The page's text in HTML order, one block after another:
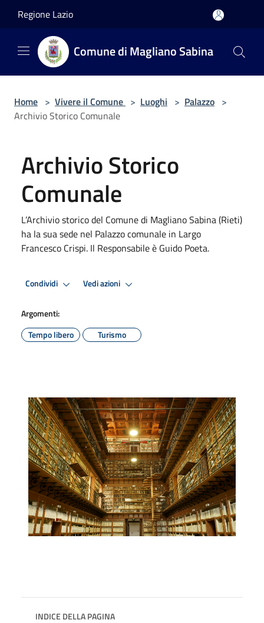
Regione Lazio
Comune di Magliano Sabina
Home > Vivere il Comune > Luoghi > Palazzo >
Archivio Storico Comunale
Archivio Storico
Comunale
L’Archivio storico del Comune di Magliano Sabina (Rieti)
ha la sua sede nel Palazzo comunale in Largo
Francesco Crispi. Il Responsabile è Guido Poeta.
Condividi Vedi azioni
Argomenti:
Tempo libero
Turismo
INDICE DELLA PAGINA